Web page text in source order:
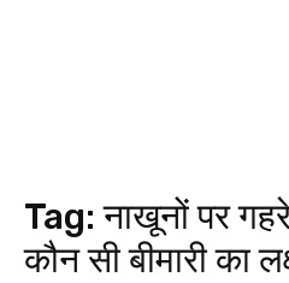
Tag:नाखूनों पर
कौन सी बीमारी का